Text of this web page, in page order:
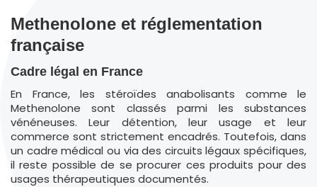
Methenolone et réglementation
française
Cadre légal en France
En France, les stéroïdes anabolisants comme le
Methenolone sont classés parmi les substances
vénéneuses. Leur détention, leur usage et leur
commerce sont strictement encadrés. Toutefois, dans
un cadre médical ou via des circuits légaux spécifiques,
il reste possible de se procurer ces produits pour des
usages thérapeutiques documentés.